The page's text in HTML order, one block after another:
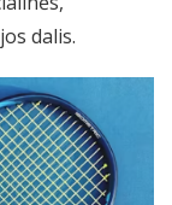
dalis.